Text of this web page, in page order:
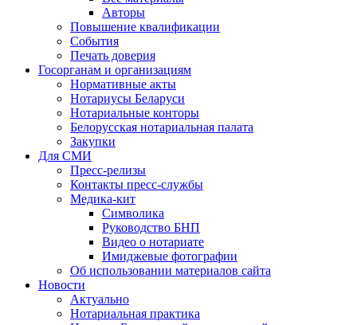
Авторы
Повышение квалификации
События
Печать доверия
Госорганам и организациям
Нормативные акты
Нотариусы Беларуси
Нотариальные конторы
Белорусская нотариальная палата
Закупки
Для СМИ
Пресс-релизы
Контакты пресс-службы
Медика-кит
Символика
Руководство БНП
Видео о нотариате
Имиджевые фотографии
Об использовании материалов сайта
Новости
Актуально
Нотариальная практика